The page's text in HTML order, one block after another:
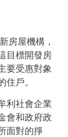
房屋機構，
目標開發房
要受惠對象
住戶。
利社會企業
會和政府政
面對的掙